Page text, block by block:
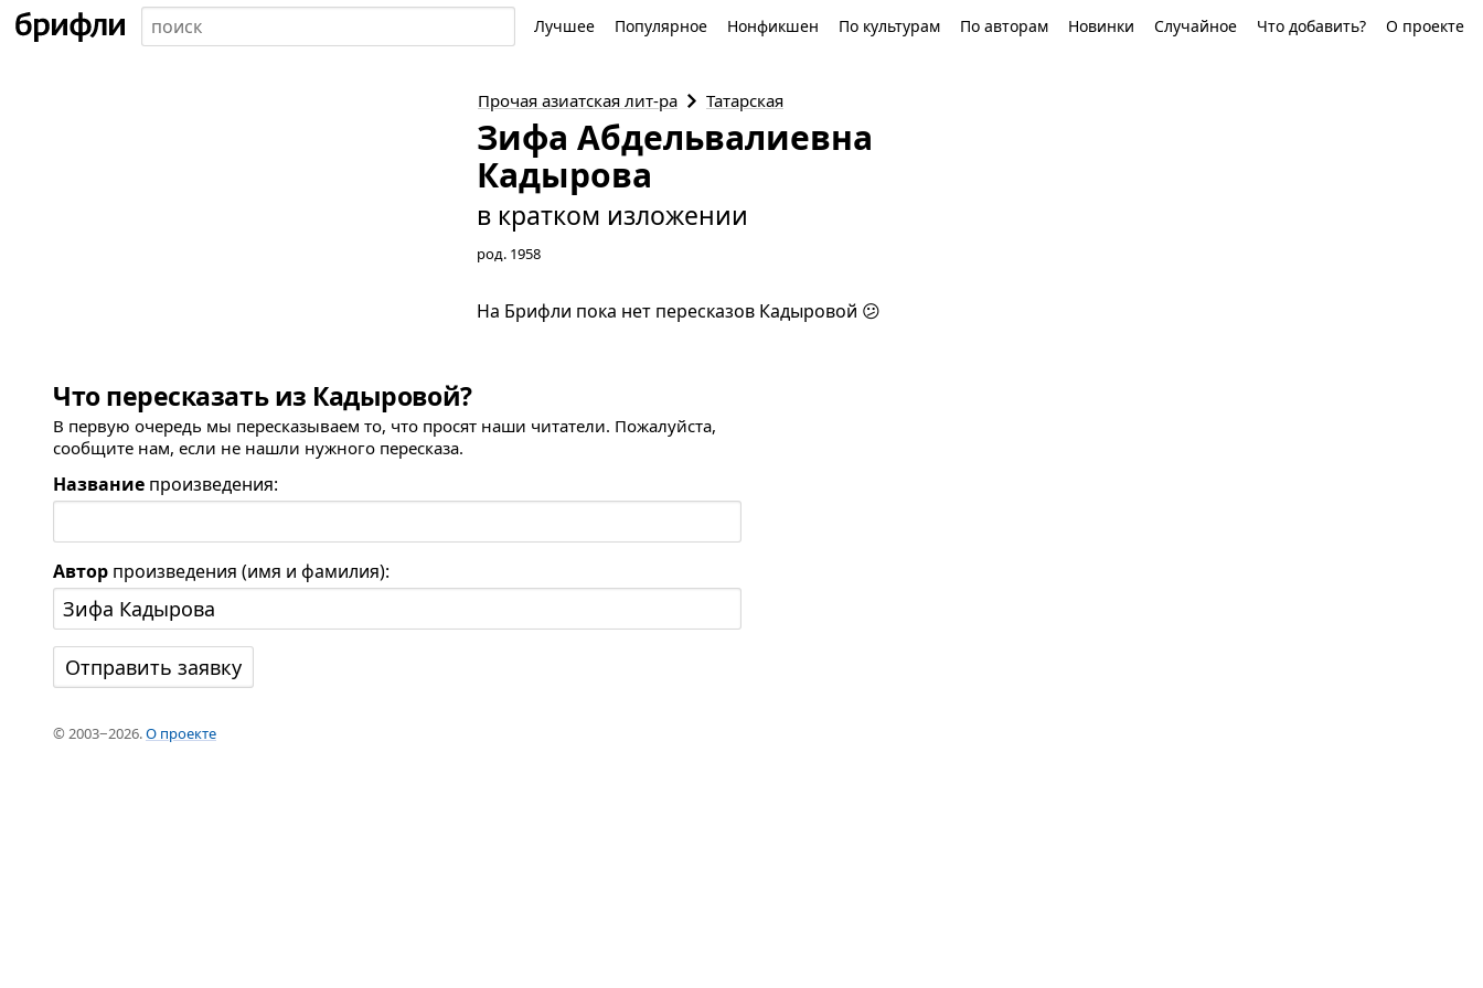
Лучшее Популярное Нонфикшен По культурам По авторам Новинки Случайное Что добавить? О проекте
Прочая азиатская лит-ра Татарская
Зифа Абдельвалиевна
Кадырова
в кратком изложении
род. 1958
На Брифли пока нет пересказов Кадыровой 😕
Что пересказать из Кадыровой?
В первую очередь мы пересказываем то, что просят наши читатели. Пожалуйста,
сообщите нам, если не нашли нужного пересказа.
Название произведения:
Автор произведения (имя и фамилия):
© 2003−2026.О проекте